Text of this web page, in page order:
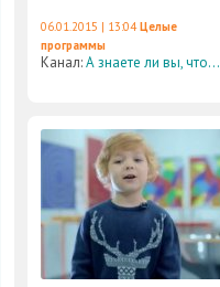
06.01.2015 | 13:04 Целые
программы
Канал:А знаете ли вы, что...